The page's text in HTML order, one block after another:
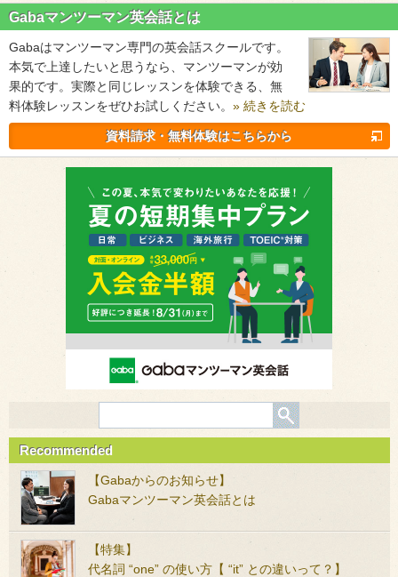
Gabaマンツーマン英会話とは
Gabaはマンツーマン専門の英会話スクールです。
本気で上達したいと思うなら、マンツーマンが効
果的です。実際と同じレッスンを体験できる、無
料体験レッスンをぜひお試しください。 » 続きを読む
資料請求・無料体験はこちらから
Recommended
【Gabaからのお知らせ】
Gabaマンツーマン英会話とは
【特集】
代名詞 “one” の使い方【 “it” との違いって？】